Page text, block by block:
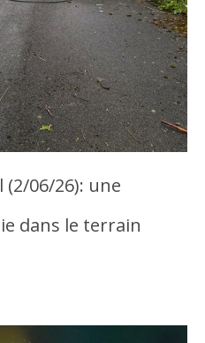
(2/06/26): une
dans le terrain